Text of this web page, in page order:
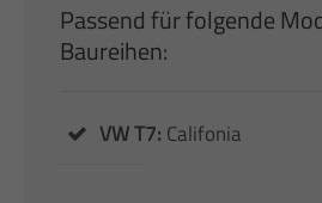
Passend für folgende
Baureihen:
VW T7: Califonia